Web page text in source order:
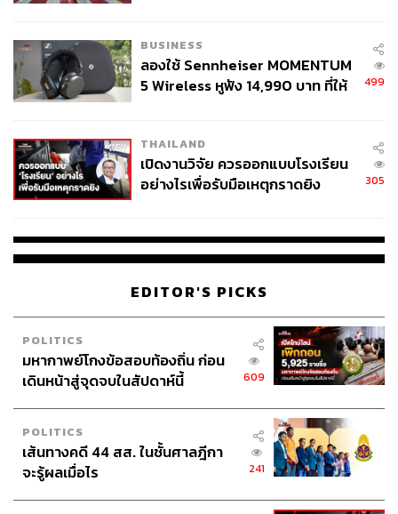
BUSINESS
ลองใช้ Sennheiser MOMENTUM
5 Wireless หูฟัง 14,990 บาท ที่ให้
499
THAILAND
เปิดงานวิจัย ควรออกแบบโรงเรียน
อย่างไรเพื่อรับมือเหตุกราดยิง
305
EDITOR'S PICKS
POLITICS
มหากาพย์โกงข้อสอบท้องถิ่น ก่อน
เดินหน้าสู่จุดจบในสัปดาห์นี้
609
POLITICS
เส้นทางคดี 44 สส. ในชั้นศาลฎีกา
จะรู้ผลเมื่อไร
241